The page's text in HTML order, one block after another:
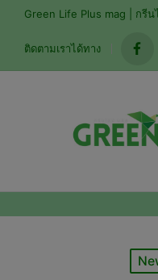
Green Life Plus mag | กรี
ติดตามเราได้ทาง